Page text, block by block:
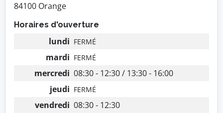
84100 Orange
Horaires d'ouverture
lundi FERMÉ
mardi FERMÉ
mercredi 08:30 - 12:30 / 13:30 - 16:00
jeudi FERMÉ
vendredi 08:30 - 12:30